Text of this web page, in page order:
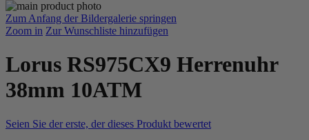
Zum Anfang der Bildergalerie springen
Zoom in Zur Wunschliste hinzufügen
Lorus RS975CX9 Herrenuhr
38mm 10ATM
Seien Sie der erste, der dieses Produkt bewertet